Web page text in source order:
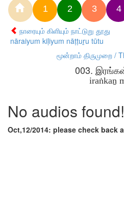
1 2 3 4
நாரையும் கிளியும் நாட்டுறு தூது
nāraiyum kiḷiyum nāṭṭuṟu tūtu
மூன்றாம் திருமுறை /
003.
iraṅkaṉ
No audios found!
Oct,12/2014: please check back